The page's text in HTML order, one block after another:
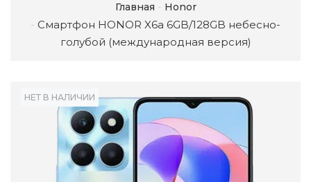
Главная Honor
Смартфон HONOR X6a 6GB/128GB небесно-
голубой (международная версия)
НЕТ В НАЛИЧИИ